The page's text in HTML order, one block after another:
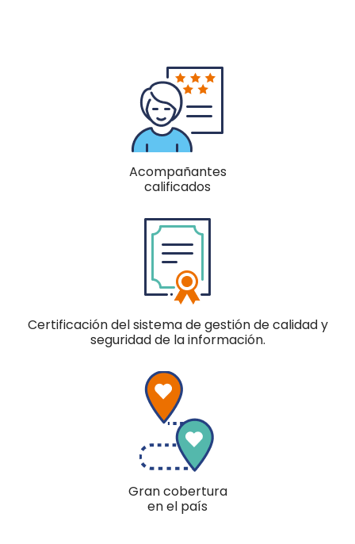
Acompañantes
calificados
Certificación del sistema de gestión de calidad y
seguridad de la información.
Gran cobertura
en el país